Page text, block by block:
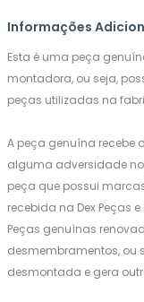
Informações
Esta é uma peça
montadora, ou seja,
peças utilizadas na
A peça genuína recebe
alguma adversidade
peça que possui
recebida na Dex Peças
Peças genuínas
desmembramentos, ou
desmontada e gera